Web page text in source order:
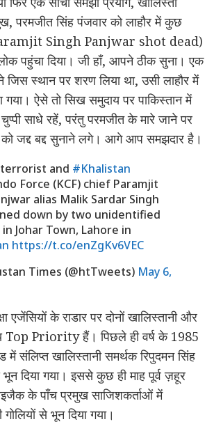
परमजीत सिंह पंजवार को लाहौर में कुछ
Singh Panjwar shot dead)
पहुंचा दिया। जी हाँ, आपने ठीक सुना। एक
जिस स्थान पर शरण लिया था, उसी लाहौर में
गया। ऐसे तो सिख समुदाय पर पाकिस्तान में
चुप्पी साधे रहें, परंतु परमजीत के मारे जाने पर
को जद्द बद्द सुनाने लगे। आगे आप समझदार है।
and #Khalistan
Force (KCF) chief Paramjit
alias Malik Sardar Singh
down by two unidentified
Johar Town, Lahore in
https://t.co/enZgKv6VEC
Times (@htTweets) May 6,
एजेंसियों के राडार पर दोनों खालिस्तानी और
Top Priority हैं। पिछले ही वर्ष के 1985
संलिप्त खालिस्तानी समर्थक रिपुदमन सिंह
दिया गया। इससे कुछ ही माह पूर्व ज़हूर
के पाँच प्रमुख साजिशकर्ताओं में
से भून दिया गया।